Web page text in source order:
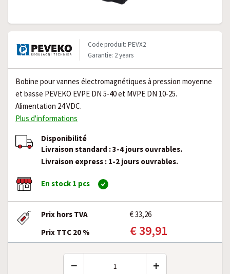
Code produit: PEVX2
Garantie: 2 years
Bobine pour vannes électromagnétiques à pression moyenne
et basse PEVEKO EVPE DN 5-40 et MVPE DN 10-25.
Alimentation 24 VDC.
Plus d'informations
Disponibilité
Livraison standard : 3-4 jours ouvrables.
Livraison express : 1-2 jours ouvrables.
En stock 1 pcs
Prix hors TVA
€ 33,26
Prix TTC 20 %
€ 39,91
− +